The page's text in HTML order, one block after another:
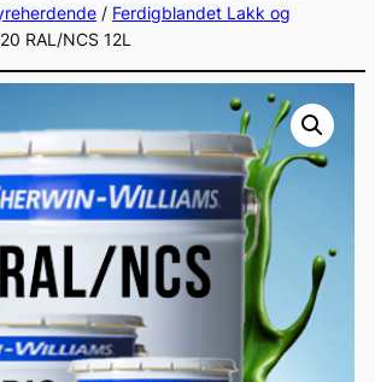
/ Ferdigblandet Lakk og
RAL/NCS 12L